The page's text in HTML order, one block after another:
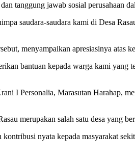
tanggung jawab sosial perusahaan
saudara-saudara kami di Desa
menyampaikan apresiasinya
bantuan kepada warga kami yang
I Personalia, Marasutan Harahap,
merupakan salah satu desa yang
nyata kepada masyarakat